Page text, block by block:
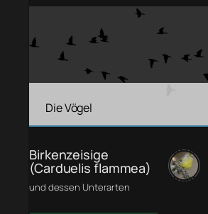
Die Vögel
Birkenzeisige
(Carduelis flammea)
und dessen Unterarten